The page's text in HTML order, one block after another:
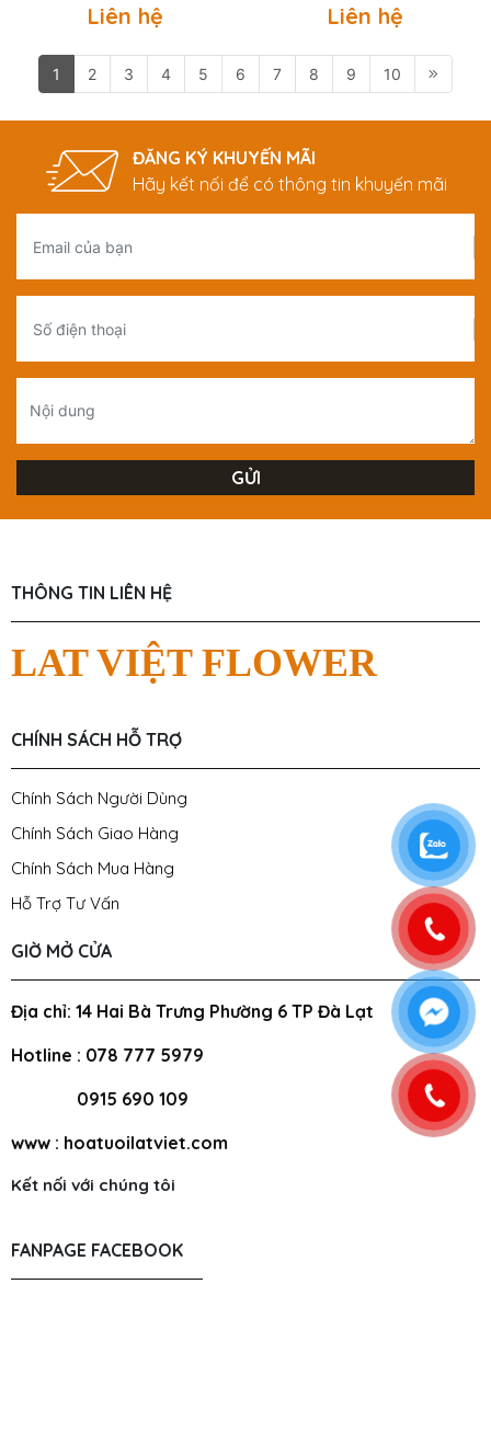
Liên hệ Liên hệ
1 2 3 4 5 6 7 8 9 10
ĐĂNG KÝ KHUYẾN MÃI
Hãy kết nối để có thông tin khuyến mãi
THÔNG TIN LIÊN HỆ
LAT VIỆT FLOWER
CHÍNH SÁCH HỖ TRỢ
Chính Sách Người Dùng
Chính Sách Giao Hàng
Chính Sách Mua Hàng
Hỗ Trợ Tư Vấn
GIỜ MỞ CỬA
Địa chỉ: 14 Hai Bà Trưng Phường 6 TP Đà Lạt
Hotline : 078 777 5979
0915 690 109
www : hoatuoilatviet.com
Kết nối với chúng tôi
FANPAGE FACEBOOK